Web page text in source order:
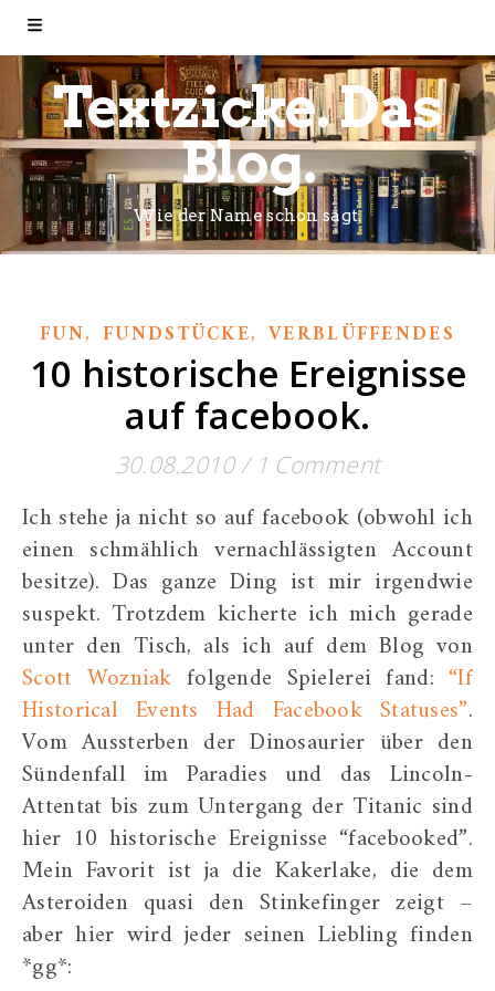
Textzicke. Das
Blog.
Wie der Name schon sagt.
FUN, FUNDSTÜCKE, VERBLÜFFENDES
10 historische Ereignisse
auf facebook.
30.08.2010/ 1 Comment
Ich stehe ja nicht so auf facebook (obwohl ich
einen schmählich vernachlässigten Account
besitze). Das ganze Ding ist mir irgendwie
suspekt. Trotzdem kicherte ich mich gerade
unter den Tisch, als ich auf dem Blog von
Scott Wozniak folgende Spielerei fand: “If
Historical Events Had Facebook Statuses”.
Vom Aussterben der Dinosaurier über den
Sündenfall im Paradies und das Lincoln-
Attentat bis zum Untergang der Titanic sind
hier 10 historische Ereignisse “facebooked”.
Mein Favorit ist ja die Kakerlake, die dem
Asteroiden quasi den Stinkefinger zeigt –
aber hier wird jeder seinen Liebling finden
*gg*: